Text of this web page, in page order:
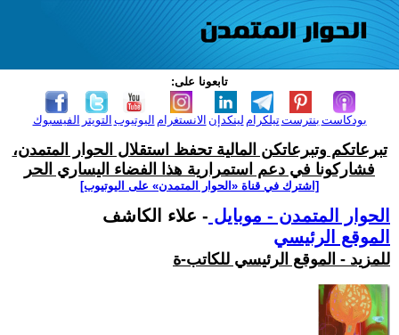
تابعونا على:
الفيسبوك التويتر اليوتيوب الانستغرام لينكدإن تيلكرامبنترست بودكاست
تبرعاتكم وتبرعاتكن المالية تحفظ استقلال الحوار المتمدن،
فشاركونا في دعم استمرارية هذا الفضاء اليساري الحر
[اشترك في قناة ‫«الحوار المتمدن» على اليوتيوب]
الحوار المتمدن - موبايل - علاء الكاشف
الموقع الرئيسي
للمزيد - الموقع الرئيسي للكاتب-ة